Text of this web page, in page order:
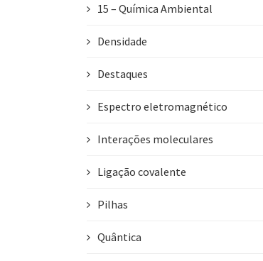
15 – Química Ambiental
Densidade
Destaques
Espectro eletromagnético
Interações moleculares
Ligação covalente
Pilhas
Quântica